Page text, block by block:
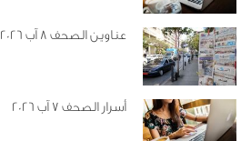
عناوين الصحف 8 آب 2026
أسرار الصحف 7 آب 2026